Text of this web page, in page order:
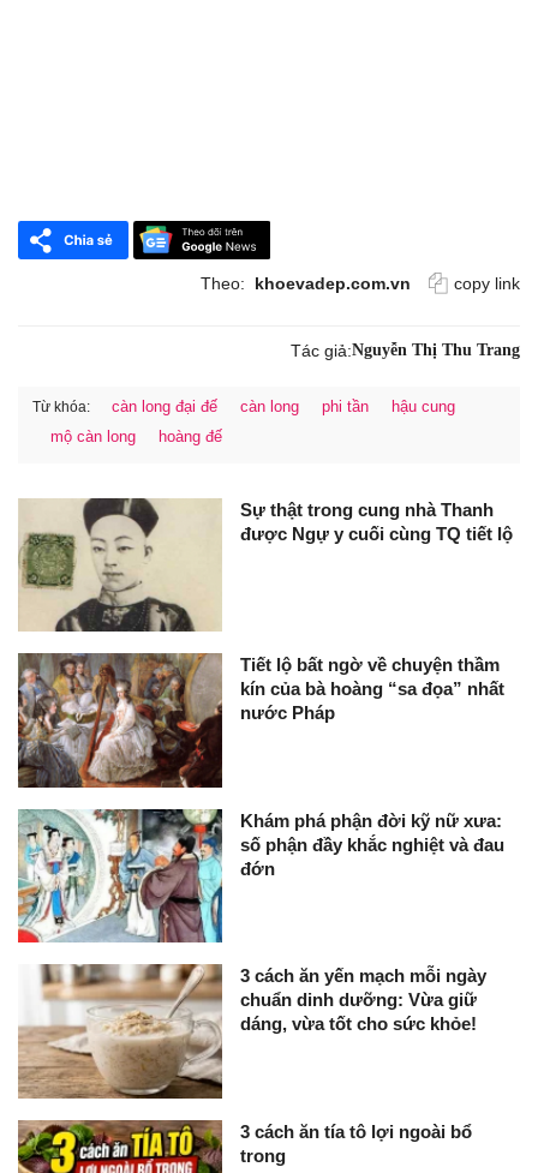
Theo: khoevadep.com.vn copy link
Tác giả:Nguyễn Thị Thu Trang
Từ khóa: càn long đại đế càn long phi tần
hậu cung
mộ càn long
hoàng đế
Sự thật trong cung nhà Thanh
được Ngự y cuối cùng TQ tiết lộ
Tiết lộ bất ngờ về chuyện thầm
kín của bà hoàng “sa đọa” nhất
nước Pháp
Khám phá phận đời kỹ nữ xưa:
số phận đầy khắc nghiệt và đau
đớn
3 cách ăn yến mạch mỗi ngày
chuẩn dinh dưỡng: Vừa giữ
dáng, vừa tốt cho sức khỏe!
3 cách ăn tía tô lợi ngoài bổ
trong